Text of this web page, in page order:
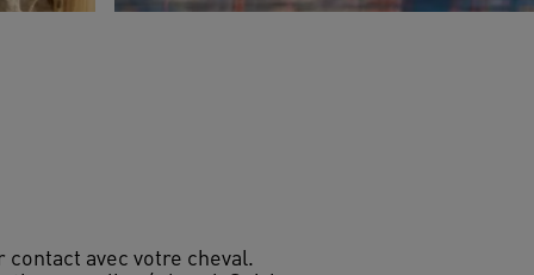
contact avec votre cheval.